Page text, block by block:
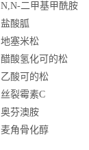
N,N-二甲基甲酰胺
盐酸胍
地塞米松
醋酸氢化可的松
乙酸可的松
丝裂霉素C
奥芬澳胺
麦角骨化醇